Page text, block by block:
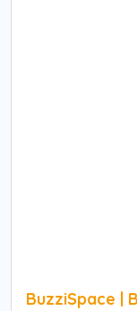
BuzziSpace |